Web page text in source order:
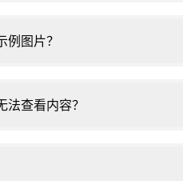
图片？
查看内容？